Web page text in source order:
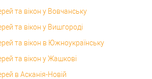
та вікон у Вовчанську
та вікон у Вишгороді
та вікон в Южноукраїнську
та вікон у Жашкові
в Асканія-Новій